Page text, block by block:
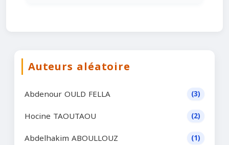
Auteurs aléatoire
Abdenour OULD FELLA (3)
Hocine TAOUTAOU (2)
Abdelhakim ABOULLOUZ (1)